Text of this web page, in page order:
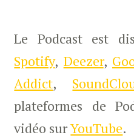
Le Podcast est
Spotify, Deezer,
Addict,
plateformes de
vidéo surYouTube.